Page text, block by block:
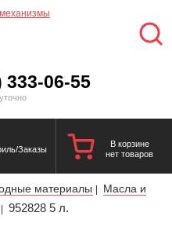
333-06-55
Заказы
В корзине
нет товаров
материалы |
Масла и
| 952828 5 л.